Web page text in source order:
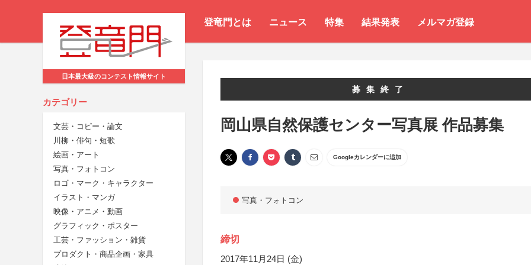
登竜門とは ニュース 特集 結果発表 メルマガ登録
日本最大級のコンテスト情報サイト
カテゴリー
文芸・コピー・論文
川柳・俳句・短歌
絵画・アート
写真・フォトコン
ロゴ・マーク・キャラクター
イラスト・マンガ
映像・アニメ・動画
グラフィック・ポスター
工芸・ファッション・雑貨
プロダクト・商品企画・家具
募集終了
岡山県自然保護センター写真展 作品募集
Googleカレンダーに追加
写真・フォトコン
締切
2017年11月24日 (金)